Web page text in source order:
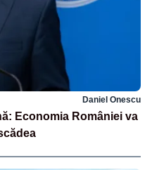
Daniel Onescu
Economia României va